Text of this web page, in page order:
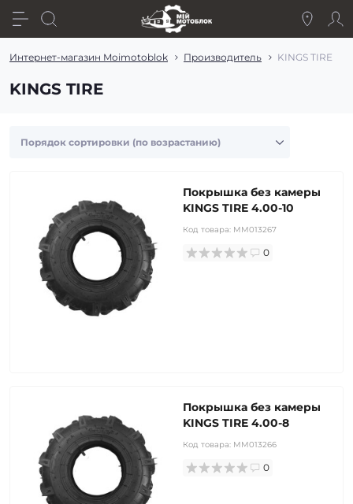
Интернет-магазин Moimotoblok Производитель KINGS TIRE
KINGS TIRE
Покрышка без камеры
KINGS TIRE 4.00-10
Код товара: MM013267
0
Покрышка без камеры
KINGS TIRE 4.00-8
Код товара: MM013266
0